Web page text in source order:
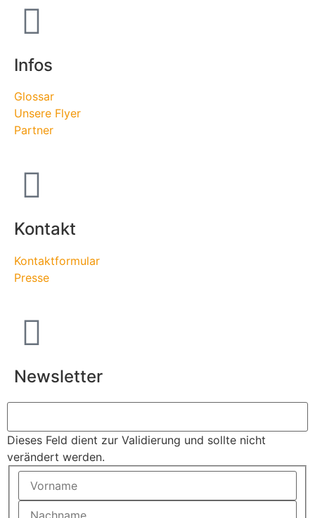
Infos
Glossar
Unsere Flyer
Partner
Kontakt
Kontaktformular
Presse
Newsletter
Dieses Feld dient zur Validierung und sollte nicht
verändert werden.